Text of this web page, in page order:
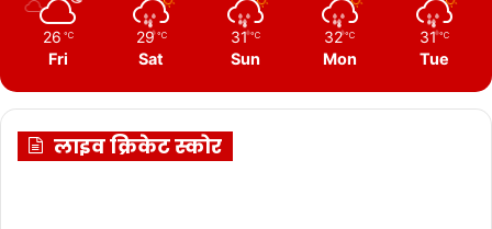
26 ℃
Fri
29 ℃
Sat
31 ℃
Sun
32 ℃
Mon
31 ℃
Tue
लाइव क्रिकेट स्कोर